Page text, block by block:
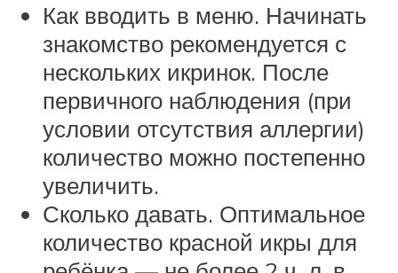
Как вводить в меню. Начинать
знакомство рекомендуется с
нескольких икринок. После
первичного наблюдения (при
условии отсутствия аллергии)
количество можно постепенно
увеличить.
Сколько давать. Оптимальное
количество красной икры для